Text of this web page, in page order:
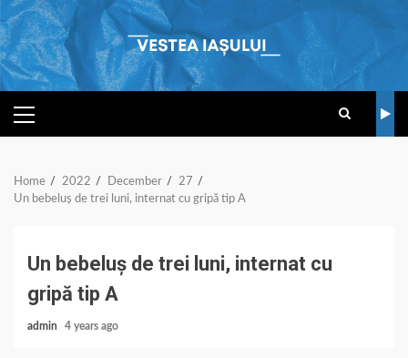
Skip
to
content
PRIMARY
MENU
Home 2022 December
27
Un bebeluș de trei luni, internat cu gripă tip A
Un bebeluș de trei luni, internat cu
gripă tip A
admin 4 years ago